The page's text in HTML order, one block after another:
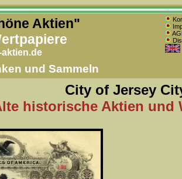
Aktien"
und Sammeln
City of Jersey
historische Aktien und